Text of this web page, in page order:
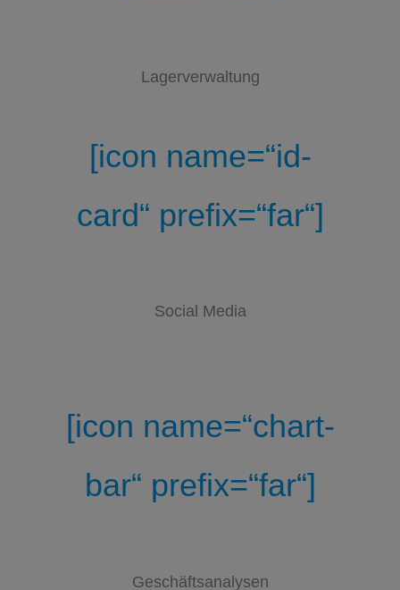
Lagerverwaltung
[icon name=“id-
card“ prefix=“far“]
Social Media
[icon name=“chart-
bar“ prefix=“far“]
Geschäftsanalysen